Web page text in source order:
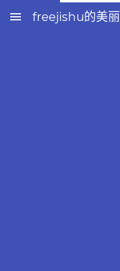
menu freejishu的美